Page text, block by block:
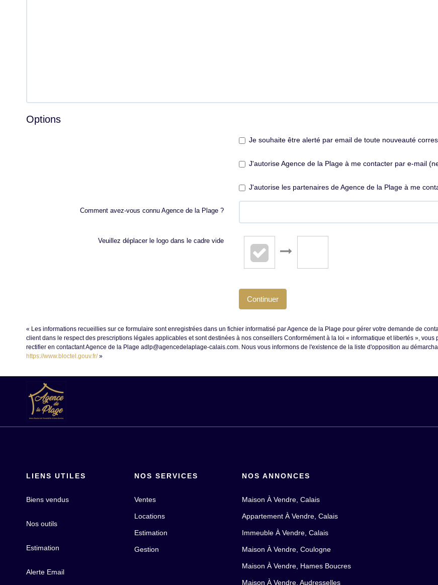
Options
Je souhaite être alerté par email de toute nouveauté
J'autorise Agence de la Plage à me contacter par e-mail
J'autorise les partenaires de Agence de la Plage à me
Comment avez-vous connu Agence de la Plage ?
Veuillez déplacer le logo dans le cadre vide
Continuer
« Les informations recueillies sur ce formulaire sont enregistrées dans un fichier informatisé par Agence de la Plage pour gérer votre demande de
client dans le respect des prescriptions légales applicables et sont destinées à nos conseillers Conformément à la loi « informatique et libertés »,
rectifier en contactant Agence de la Plage adlp@agencedelaplage-calais.com. Nous vous informons de l'existence de la liste d'opposition au
https://www.bloctel.gouv.fr/»
LIENS UTILES
Biens vendus
Nos outils
Estimation
Alerte Email
NOS SERVICES
Ventes
Locations
Estimation
Gestion
NOS ANNONCES
Maison À Vendre, Calais
Appartement À Vendre, Calais
Immeuble À Vendre, Calais
Maison À Vendre, Coulogne
Maison À Vendre, Hames Boucres
Maison À Vendre, Audresselles